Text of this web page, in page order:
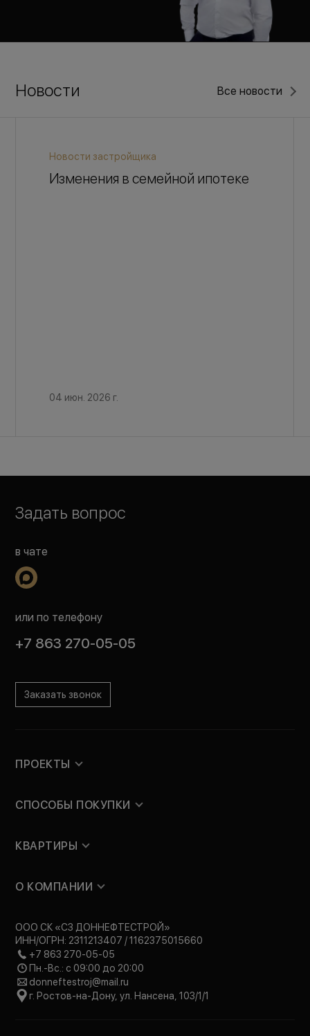
Новости Все новости
Новости застройщика
Изменения в семейной ипотеке
04 июн. 2026 г.
Задать вопрос
в чате
или по телефону
+7 863 270-05-05
Заказать звонок
ПРОЕКТЫ
СПОСОБЫ ПОКУПКИ
КВАРТИРЫ
О КОМПАНИИ
ООО СК «СЗ ДОННЕФТЕСТРОЙ»
ИНН/ОГРН: 2311213407 / 1162375015660
+7 863 270-05-05
Пн.-Вс.: с 09:00 до 20:00
donneftestroj@mail.ru
г. Ростов-на-Дону, ул. Нансена, 103/1/1